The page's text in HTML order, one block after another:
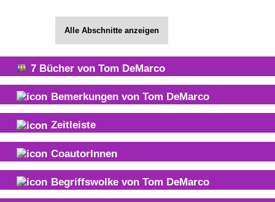
Alle Abschnitte anzeigen
7 Bücher von Tom DeMarco
Bemerkungen von Tom DeMarco
Zeitleiste
CoautorInnen
Begriffswolke von Tom DeMarco